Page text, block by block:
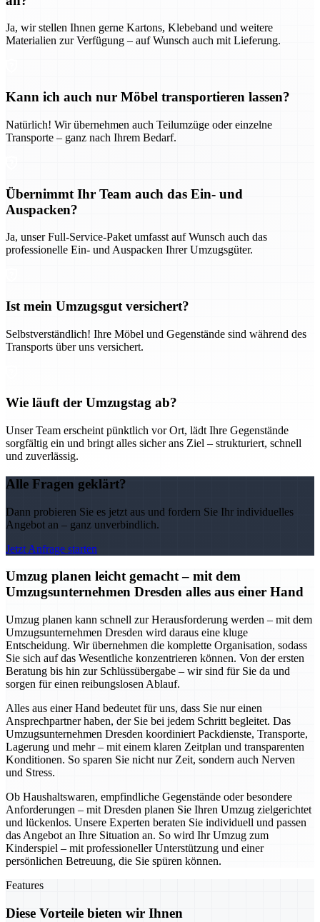
Ja, wir stellen Ihnen gerne Kartons, Klebeband und weitere
Materialien zur Verfügung – auf Wunsch auch mit Lieferung.
Kann ich auch nur Möbel transportieren lassen?
Natürlich! Wir übernehmen auch Teilumzüge oder einzelne
Transporte – ganz nach Ihrem Bedarf.
Übernimmt Ihr Team auch das Ein- und
Auspacken?
Ja, unser Full-Service-Paket umfasst auf Wunsch auch das
professionelle Ein- und Auspacken Ihrer Umzugsgüter.
Ist mein Umzugsgut versichert?
Selbstverständlich! Ihre Möbel und Gegenstände sind während des
Transports über uns versichert.
Wie läuft der Umzugstag ab?
Unser Team erscheint pünktlich vor Ort, lädt Ihre Gegenstände
sorgfältig ein und bringt alles sicher ans Ziel – strukturiert, schnell
und zuverlässig.
Alle Fragen geklärt?
Dann probieren Sie es jetzt aus und fordern Sie Ihr individuelles
Angebot an – ganz unverbindlich.
Jetzt Anfrage starten
Umzug planen leicht gemacht – mit dem
Umzugsunternehmen Dresden alles aus einer Hand
Umzug planen kann schnell zur Herausforderung werden – mit dem
Umzugsunternehmen Dresden wird daraus eine kluge
Entscheidung. Wir übernehmen die komplette Organisation, sodass
Sie sich auf das Wesentliche konzentrieren können. Von der ersten
Beratung bis hin zur Schlüssübergabe – wir sind für Sie da und
sorgen für einen reibungslosen Ablauf.
Alles aus einer Hand bedeutet für uns, dass Sie nur einen
Ansprechpartner haben, der Sie bei jedem Schritt begleitet. Das
Umzugsunternehmen Dresden koordiniert Packdienste, Transporte,
Lagerung und mehr – mit einem klaren Zeitplan und transparenten
Konditionen. So sparen Sie nicht nur Zeit, sondern auch Nerven
und Stress.
Ob Haushaltswaren, empfindliche Gegenstände oder besondere
Anforderungen – mit Dresden planen Sie Ihren Umzug zielgerichtet
und lückenlos. Unsere Experten beraten Sie individuell und passen
das Angebot an Ihre Situation an. So wird Ihr Umzug zum
Kinderspiel – mit professioneller Unterstützung und einer
persönlichen Betreuung, die Sie spüren können.
Features
Diese Vorteile bieten wir Ihnen